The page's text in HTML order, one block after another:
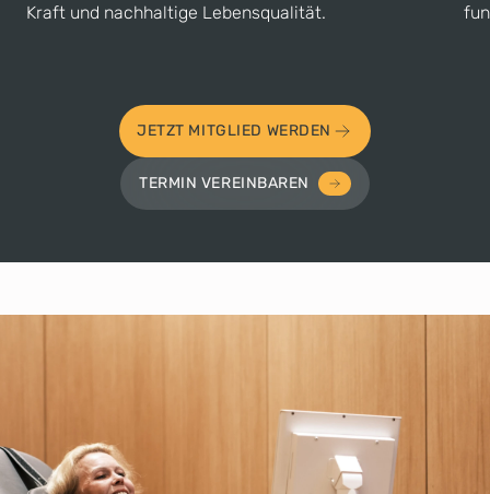
Kraft und nachhaltige Lebensqualität.
JETZT MITGLIED WERDEN
TERMIN VEREINBAREN